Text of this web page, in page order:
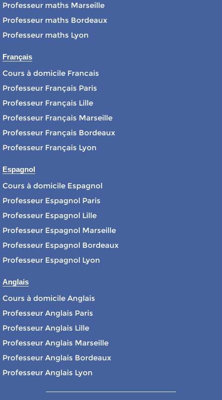
Professeur maths Marseille
Professeur maths Bordeaux
Professeur maths Lyon
Français
Cours à domicile Francais
Professeur Français Paris
Professeur Français Lille
Professeur Français Marseille
Professeur Français Bordeaux
Professeur Français Lyon
Espagnol
Cours à domicile Espagnol
Professeur Espagnol Paris
Professeur Espagnol Lille
Professeur Espagnol Marseille
Professeur Espagnol Bordeaux
Professeur Espagnol Lyon
Anglais
Cours à domicile Anglais
Professeur Anglais Paris
Professeur Anglais Lille
Professeur Anglais Marseille
Professeur Anglais Bordeaux
Professeur Anglais Lyon